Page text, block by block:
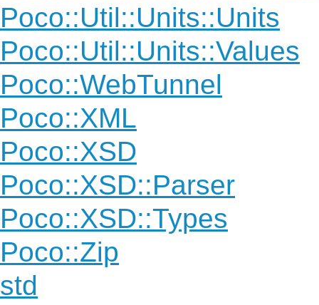
Poco::Util::Units::Units
Poco::Util::Units::Values
Poco::WebTunnel
Poco::XML
Poco::XSD
Poco::XSD::Parser
Poco::XSD::Types
Poco::Zip
std